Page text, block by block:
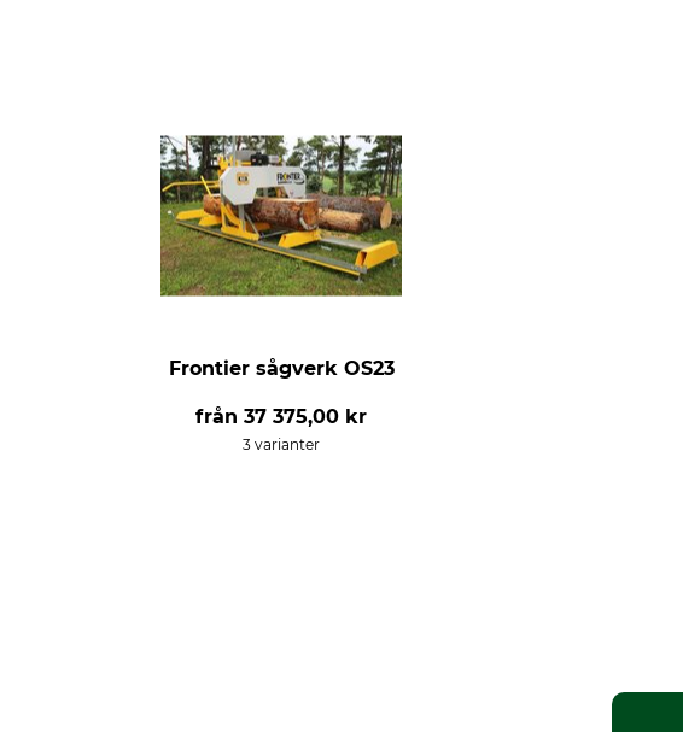
Frontier sågverk OS23
från37 375,00 kr
3 varianter